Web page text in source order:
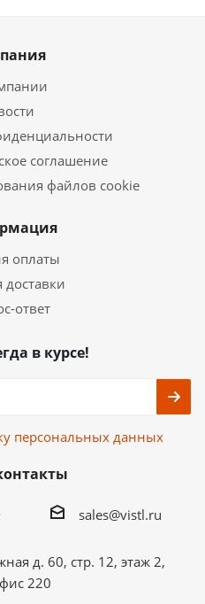
соглашение
файлов cookie
оплаты
доставки
ответ
в курсе!
персональных данных
sales@vistl.ru
д. 60, стр. 12, этаж 2,
220